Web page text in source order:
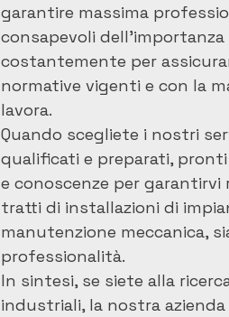
garantire massima
consapevoli
costantemente per
normative vigenti e con la
lavora.
Quando scegliete i nostri
qualificati e preparati,
e conoscenze per
tratti di installazioni di
manutenzione meccanica,
professionalità.
In sintesi, se siete alla
industriali, la nostra